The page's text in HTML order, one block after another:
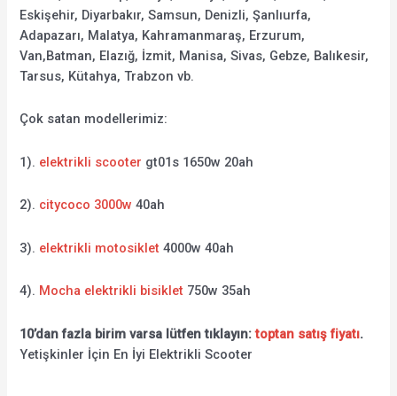
Eskişehir, Diyarbakır, Samsun, Denizli, Şanlıurfa,
Adapazarı, Malatya, Kahramanmaraş, Erzurum,
Van,Batman, Elazığ, İzmit, Manisa, Sivas, Gebze, Balıkesir,
Tarsus, Kütahya, Trabzon vb.
Çok satan modellerimiz:
1). elektrikli scooter gt01s 1650w 20ah
2). citycoco 3000w 40ah
3). elektrikli motosiklet 4000w 40ah
4). Mocha elektrikli bisiklet 750w 35ah
10’dan fazla birim varsa lütfen tıklayın:toptan satış fiyatı.
Yetişkinler İçin En İyi Elektrikli Scooter